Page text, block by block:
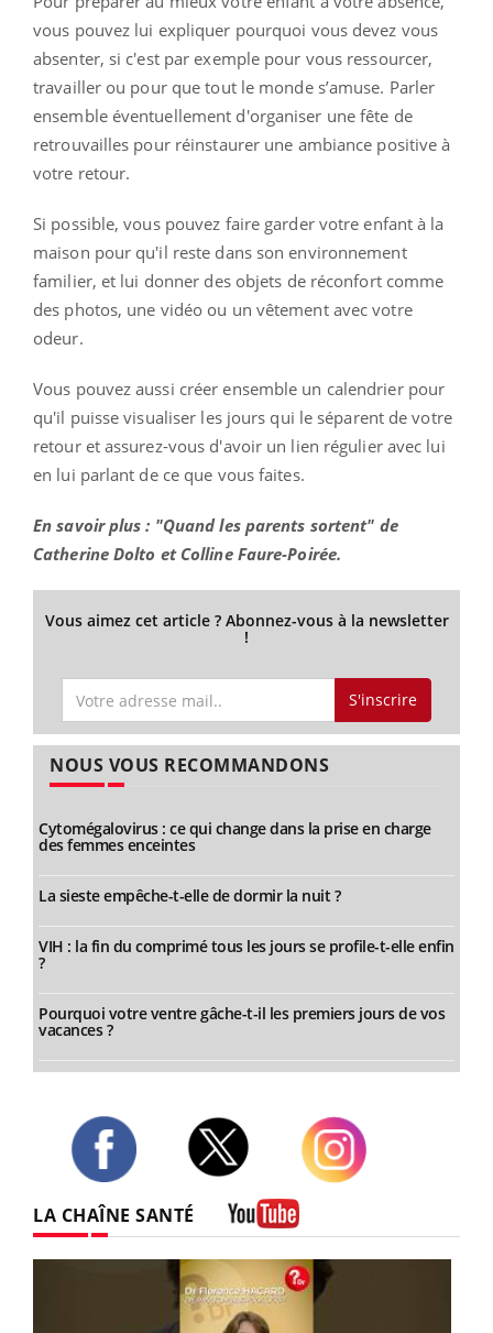
vous pouvez lui expliquer pourquoi vous devez vous
absenter, si c'est par exemple pour vous ressourcer,
travailler ou pour que tout le monde s’amuse. Parler
ensemble éventuellement d'organiser une fête de
retrouvailles pour réinstaurer une ambiance positive à
votre retour.
Si possible, vous pouvez faire garder votre enfant à la
maison pour qu'il reste dans son environnement
familier, et lui donner des objets de réconfort comme
des photos, une vidéo ou un vêtement avec votre
odeur.
Vous pouvez aussi créer ensemble un calendrier pour
qu'il puisse visualiser les jours qui le séparent de votre
retour et assurez-vous d'avoir un lien régulier avec lui
en lui parlant de ce que vous faites.
En savoir plus : "Quand les parents sortent" de
Catherine Dolto et Colline Faure-Poirée.
Vous aimez cet article ? Abonnez-vous à la newsletter
!
S'inscrire
NOUS VOUS RECOMMANDONS
Cytomégalovirus : ce qui change dans la prise en charge
des femmes enceintes
La sieste empêche-t-elle de dormir la nuit ?
VIH : la fin du comprimé tous les jours se profile-t-elle enfin
?
Pourquoi votre ventre gâche-t-il les premiers jours de vos
vacances ?
LA CHAÎNE SANTÉ